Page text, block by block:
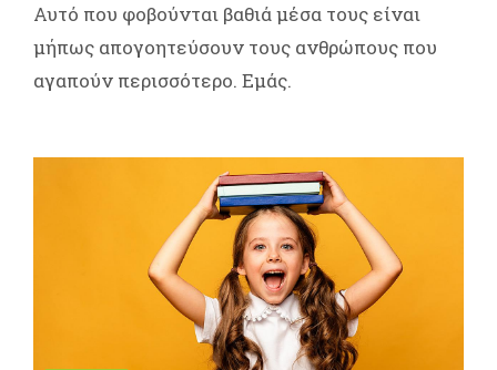
Αυτό που φοβούνται βαθιά μέσα τους είναι
μήπως απογοητεύσουν τους ανθρώπους που
αγαπούν περισσότερο. Εμάς.